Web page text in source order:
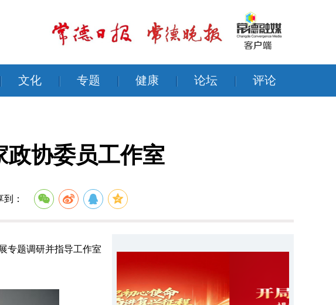
| 文化 | 专题 | 健康 | 论坛 | 评论
政协委员工作室
到：
专题调研并指导工作室